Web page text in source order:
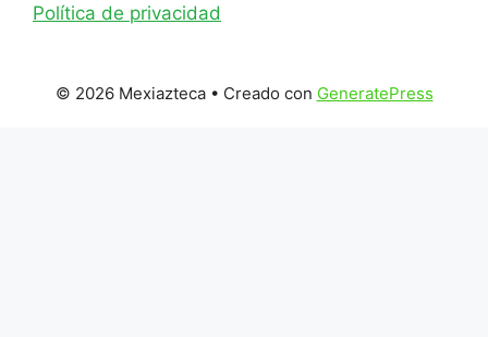
Política de privacidad
© 2026 Mexiazteca• Creado con GeneratePress